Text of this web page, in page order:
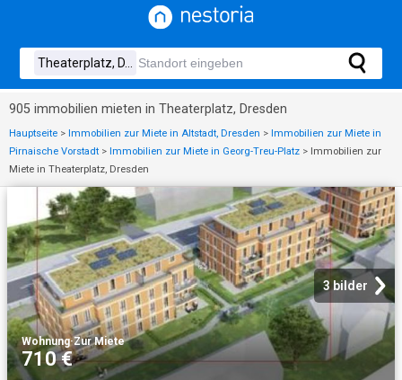
905 immobilien mieten in Theaterplatz, Dresden
Hauptseite > Immobilien zur Miete in Altstadt, Dresden > Immobilien zur Miete in
Pirnaische Vorstadt > Immobilien zur Miete in Georg-Treu-Platz > Immobilien zur
Miete in Theaterplatz, Dresden
3 bilder
Wohnung·Zur Miete
710 €